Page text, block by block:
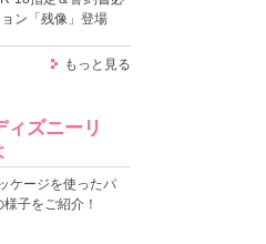
ン「残像」登場
もっと見る
ズニーリ
ケージを使ったパ
子をご紹介！